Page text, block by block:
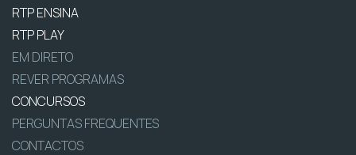
RTP ENSINA
RTP PLAY
EM DIRETO
REVER PROGRAMAS
CONCURSOS
PERGUNTAS FREQUENTES
CONTACTOS